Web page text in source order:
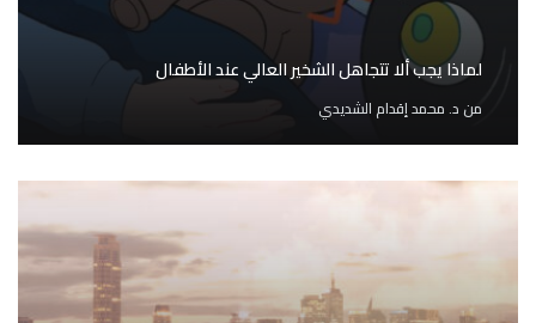
لماذا يجب ألا تتجاهل الشخير العالي عند الأطفال
من د. محمد إقدام الشديدي